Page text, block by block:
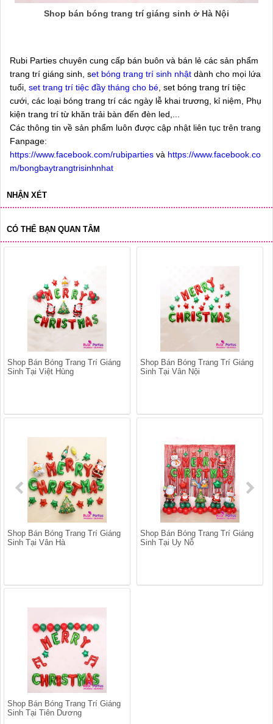
Shop bán bóng trang trí giáng sinh ở Hà Nội
Rubi Parties chuyên cung cấp bán buôn và bán lẻ các sản phẩm
trang trí giáng sinh, set bóng trang trí sinh nhật dành cho mọi lứa
tuổi, set trang trí tiệc đầy tháng cho bé , set bóng trang trí tiệc
cưới, các loại bóng trang trí các ngày lễ khai trương, kỉ niệm, Phụ
kiện trang trí từ khăn trải bàn đến đèn led,...
Các thông tin về sản phẩm luôn được cập nhật liên tục trên trang
Fanpage:
https://www.facebook.com/rubiparties và https://www.facebook.co
m/bongbaytrangtrisinhnhat
NHẬN XÉT
CÓ THỂ BẠN QUAN TÂM
Shop Bán Bóng Trang Trí Giáng
Sinh Tại Việt Hùng
Shop Bán Bóng Trang Trí Giáng
Sinh Tại Vân Nội
Shop Bán Bóng Trang Trí Giáng
Sinh Tại Vân Hà
Shop Bán Bóng Trang Trí Giáng
Sinh Tại Uy Nỗ
Shop Bán Bóng Trang Trí Giáng
Sinh Tại Tiên Dương